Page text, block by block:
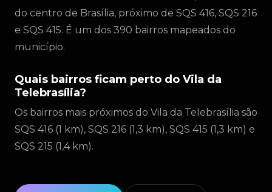
do centro de Brasília, próximo de SQS 416, SQS 216
e SQS 415. É um dos 390 bairros mapeados do
município.
Quais bairros ficam perto do Vila da
Telebrasília?
Os bairros mais próximos do Vila da Telebrasília são
SQS 416 (1 km), SQS 216 (1,3 km), SQS 415 (1,3 km) e
SQS 215 (1,4 km).